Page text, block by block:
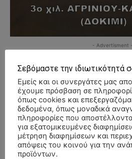
- Advertisment -
Σεβόμαστε την ιδιωτικότητά
Εμείς και οι συνεργάτες μας
έχουμε πρόσβαση σε
όπως cookies και
δεδομένα, όπως μοναδικά
πληροφορίες που
για εξατομικευμένες
μέτρηση διαφημίσεων και
απόψεις του κοινού για την
προϊόντων.